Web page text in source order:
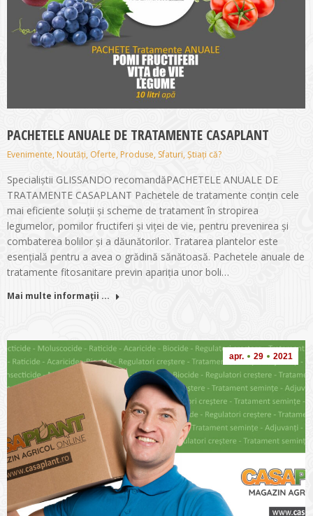
PACHETELE ANUALE DE TRATAMENTE CASAPLANT
Evenimente, Noutăți, Oferte,Produse, Sfaturi, Știați că?
Specialiștii GLISSANDO recomandăPACHETELE ANUALE DE
TRATAMENTE CASAPLANT Pachetele de tratamente conțin cele
mai eficiente soluții și scheme de tratament în stropirea
legumelor, pomilor fructiferi și viței de vie, pentru prevenirea și
combaterea bolilor și a dăunătorilor. Tratarea plantelor este
esențială pentru a avea o grădină sănătoasă. Pachetele anuale de
tratamente fitosanitare previn apariția unor boli…
Mai multe informații ...
apr. 29 2021